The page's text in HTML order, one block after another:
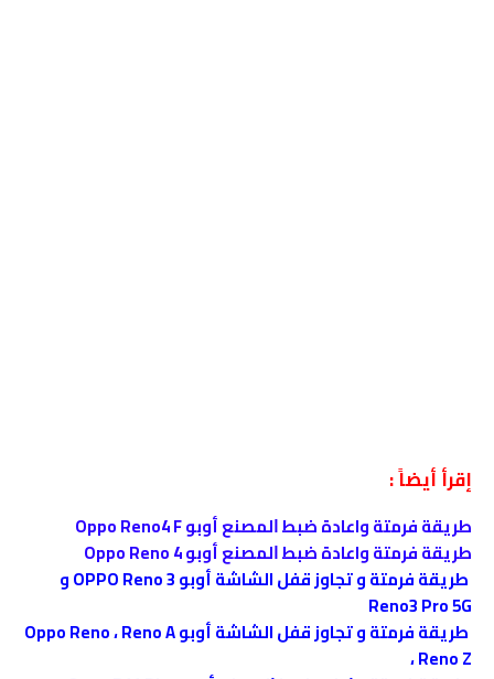
إقرأ أيضاً :
طريقة فرمتة واعادة ﺿﺒﻂ ﺍﻟﻤﺼﻨﻊ أوبو Oppo Reno4 F
طريقة فرمتة واعادة ﺿﺒﻂ ﺍﻟﻤﺼﻨﻊ أوبو Oppo Reno 4
طريقة فرمتة و تجاوز قفل الشاشة أوبو OPPO Reno 3 و
Reno3 Pro 5G
طريقة فرمتة و تجاوز قفل الشاشة أوبو Oppo Reno ، Reno A
، Reno Z